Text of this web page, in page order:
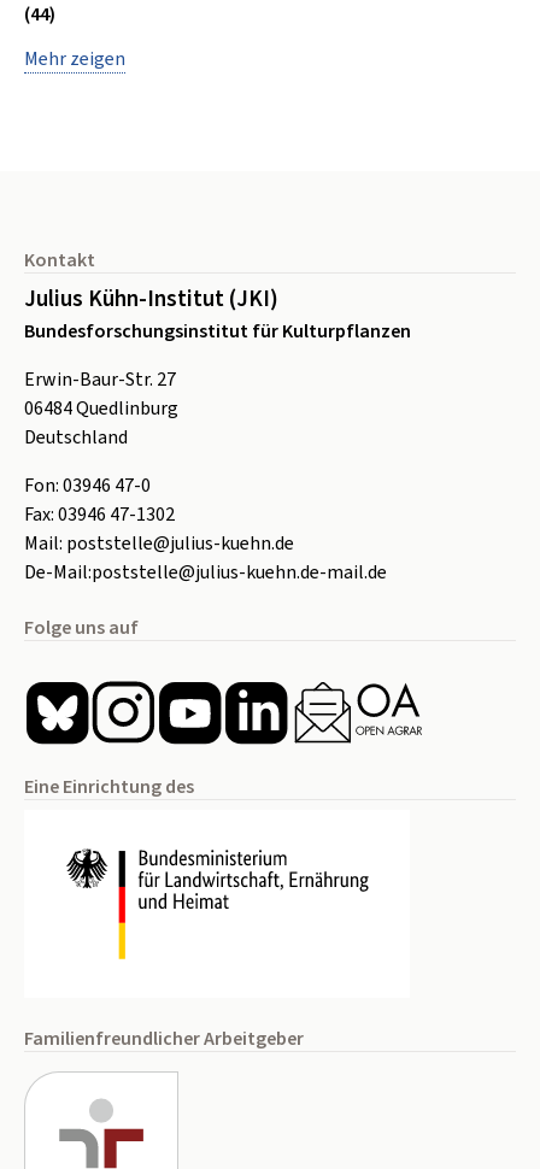
(44)
Mehr zeigen
Kontakt
Julius Kühn-Institut (JKI)
Bundesforschungsinstitut für Kulturpflanzen
Erwin-Baur-Str. 27
06484Quedlinburg
Deutschland
Fon:03946 47-0
Fax:03946 47-1302
Mail: poststelle@julius-kuehn.de
De-Mail:poststelle@julius-kuehn.de-mail.de
Folge uns auf
Eine Einrichtung des
Familienfreundlicher Arbeitgeber